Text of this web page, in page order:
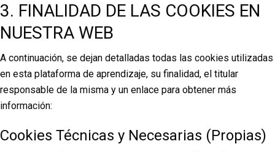
3. FINALIDAD DE LAS COOKIES EN
NUESTRA WEB
A continuación, se dejan detalladas todas las cookies utilizadas
en esta plataforma de aprendizaje, su finalidad, el titular
responsable de la misma y un enlace para obtener más
información:
Cookies Técnicas y Necesarias (Propias)